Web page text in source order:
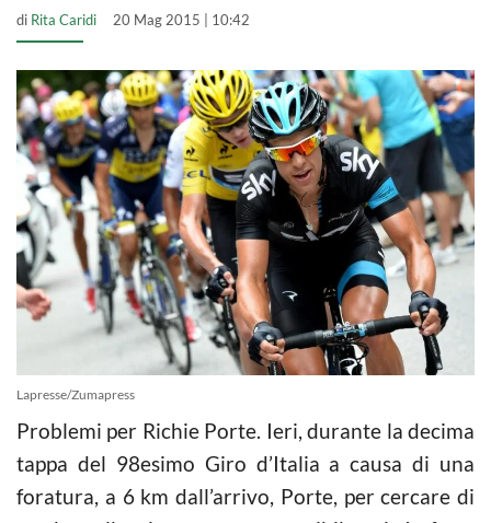
di Rita Caridi 20 Mag 2015 | 10:42
Lapresse/Zumapress
Problemi per Richie Porte. Ieri, durante la decima
tappa del 98esimo Giro d’Italia a causa di una
foratura, a 6 km dall’arrivo, Porte, per cercare di